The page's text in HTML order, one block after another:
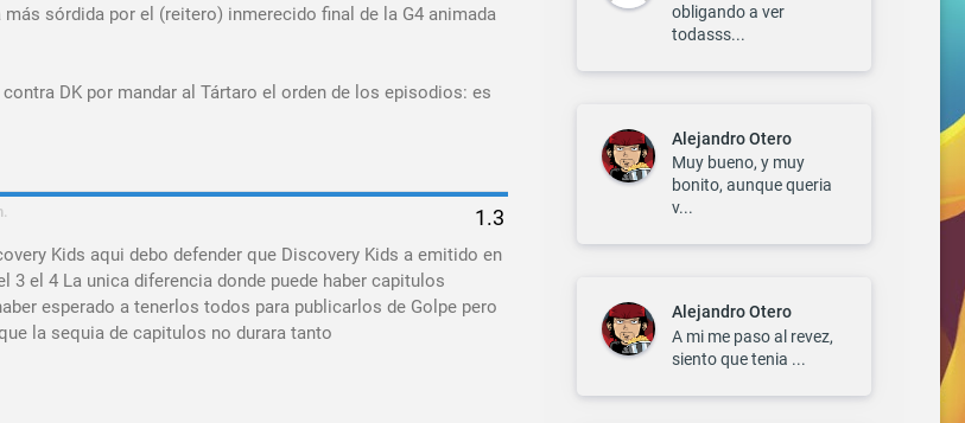
sórdida por el (reitero) inmerecido final de la G4 animada
DK por mandar al Tártaro el orden de los episodios: es
Kids aqui debo defender que Discovery Kids a emitido en
3 el 4 La unica diferencia donde puede haber capitulos
esperado a tenerlos todos para publicarlos de Golpe pero
la sequia de capitulos no durara tanto
obligando a ver
todasss...
Alejandro Otero
Muy bueno, y muy
bonito, aunque queria
v...
Alejandro Otero
A mi me paso al revez,
siento que tenia ...